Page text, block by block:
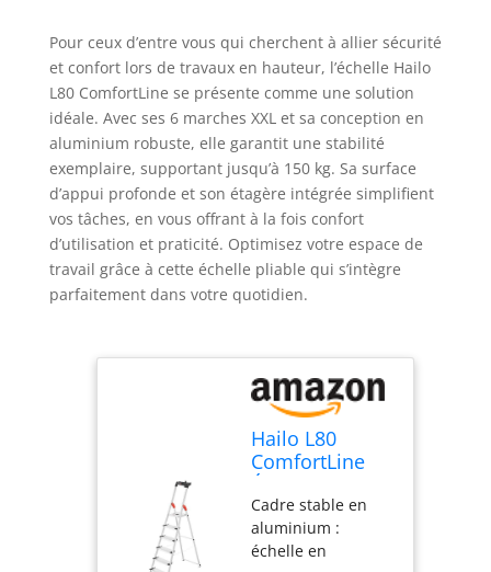
Pour ceux d’entre vous qui cherchent à allier sécurité
et confort lors de travaux en hauteur, l’échelle Hailo
L80 ComfortLine se présente comme une solution
idéale. Avec ses 6 marches XXL et sa conception en
aluminium robuste, elle garantit une stabilité
exemplaire, supportant jusqu’à 150 kg. Sa surface
d’appui profonde et son étagère intégrée simplifient
vos tâches, en vous offrant à la fois confort
d’utilisation et praticité. Optimisez votre espace de
travail grâce à cette échelle pliable qui s’intègre
parfaitement dans votre quotidien.
Hailo L80
ComfortLine
sécurité en
aluminium - 6
marches XXL -
Cadre stable en
aluminium :
échelle en